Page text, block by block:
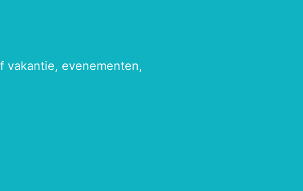
vakantie, evenementen,